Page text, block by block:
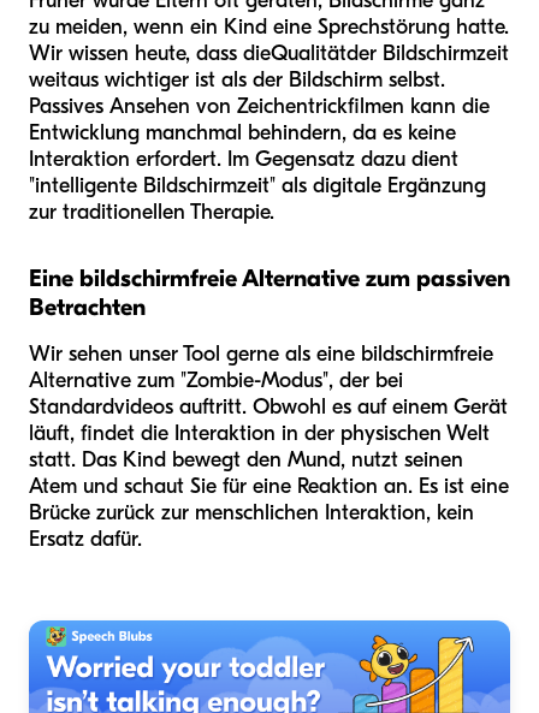
zu meiden, wenn ein Kind eine Sprechstörung hatte.
Wir wissen heute, dass dieQualitätder Bildschirmzeit
weitaus wichtiger ist als der Bildschirm selbst.
Passives Ansehen von Zeichentrickfilmen kann die
Entwicklung manchmal behindern, da es keine
Interaktion erfordert. Im Gegensatz dazu dient
"intelligente Bildschirmzeit" als digitale Ergänzung
zur traditionellen Therapie.
Eine bildschirmfreie Alternative zum passiven
Betrachten
Wir sehen unser Tool gerne als eine bildschirmfreie
Alternative zum "Zombie-Modus", der bei
Standardvideos auftritt. Obwohl es auf einem Gerät
läuft, findet die Interaktion in der physischen Welt
statt. Das Kind bewegt den Mund, nutzt seinen
Atem und schaut Sie für eine Reaktion an. Es ist eine
Brücke zurück zur menschlichen Interaktion, kein
Ersatz dafür.